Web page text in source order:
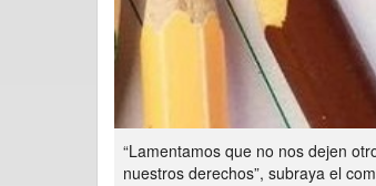
“Lamentamos que no nos dejen
nuestros derechos”, subraya el